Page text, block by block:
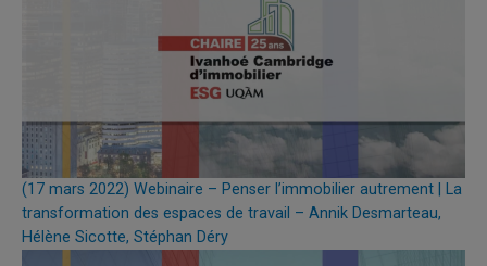
(17 mars 2022) Webinaire – Penser l’immobilier autrement | La
transformation des espaces de travail – Annik Desmarteau,
Hélène Sicotte, Stéphan Déry